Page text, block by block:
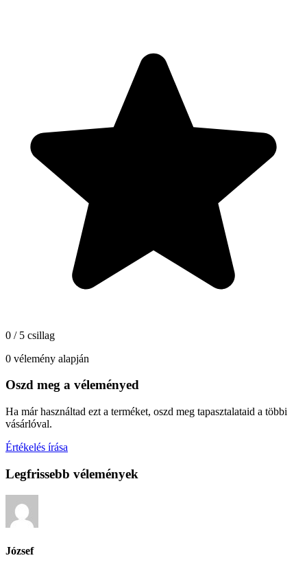
0 / 5 csillag
0 vélemény alapján
Oszd meg a véleményed
Ha már használtad ezt a terméket, oszd meg tapasztalataid a többi
vásárlóval.
Értékelés írása
Legfrissebb vélemények
József